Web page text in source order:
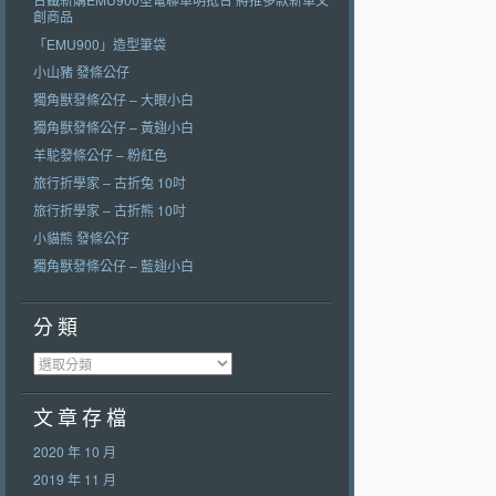
創商品
「EMU900」造型筆袋
小山豬 發條公仔
獨角獸發條公仔 – 大眼小白
獨角獸發條公仔 – 黃翅小白
羊駝發條公仔 – 粉紅色
旅行折學家 – 古折兔 10吋
旅行折學家 – 古折熊 10吋
小貓熊 發條公仔
獨角獸發條公仔 – 藍翅小白
分 類
分 類
文 章 存 檔
2020 年 10 月
2019 年 11 月